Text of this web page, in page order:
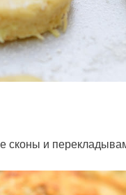
сконы и